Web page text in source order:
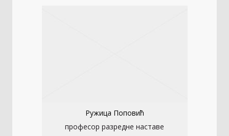
Ружица Поповић
професор разредне наставе